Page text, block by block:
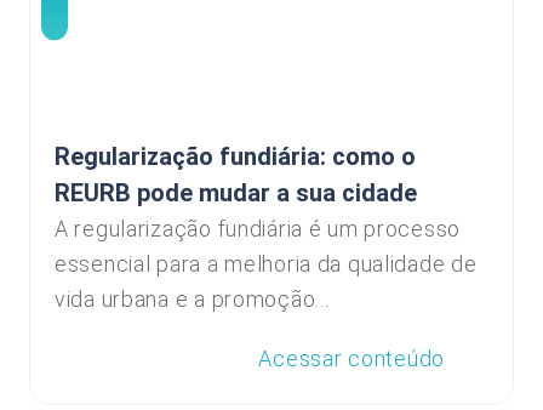
Regularização fundiária: como o
REURB pode mudar a sua cidade
A regularização fundiária é um processo
essencial para a melhoria da qualidade de
vida urbana e a promoção...
Acessar conteúdo